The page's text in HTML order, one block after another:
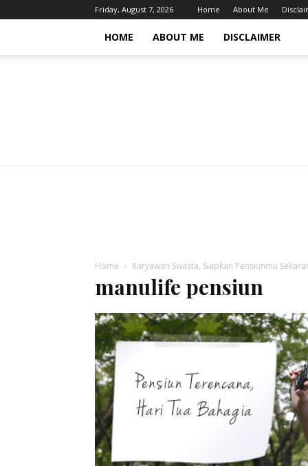
Friday, August 7, 2026 Home About Me
HOME ABOUT ME DISCLAIMER
Home Karyawan Swasta, Siapkan Pensiunmu
manulife pensiun